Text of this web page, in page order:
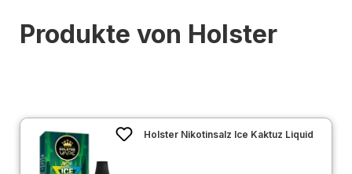
Produkte von Holster
Holster Nikotinsalz Ice Kaktuz Liquid